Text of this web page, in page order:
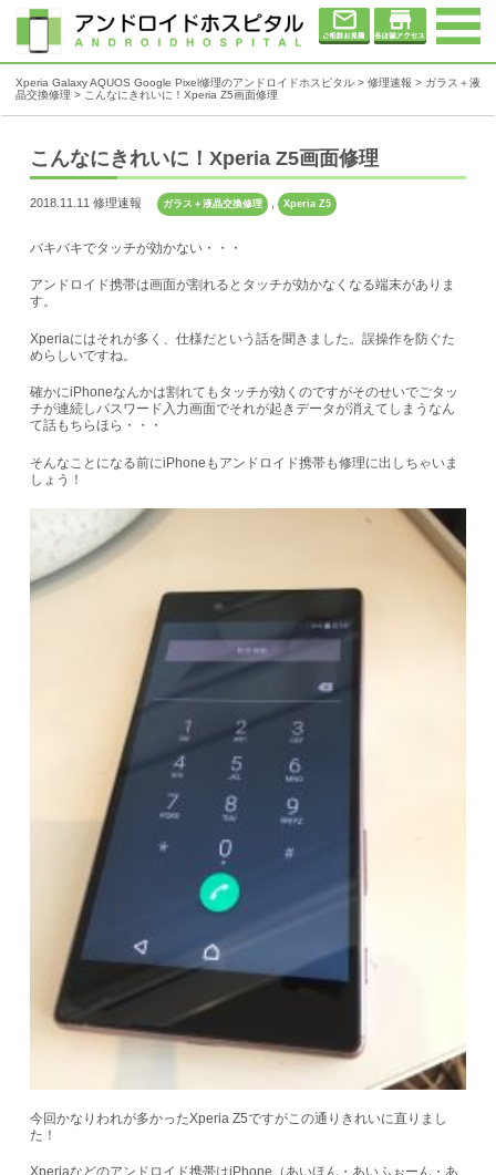
Xperia Galaxy AQUOS Google Pixel修理のアンドロイドホスピタル > 修理速報 > ガラス＋液
晶交換修理 > こんなにきれいに！Xperia Z5画面修理
こんなにきれいに！Xperia Z5画面修理
2018.11.11 修理速報 ガラス＋液晶交換修理 , Xperia Z5
バキバキでタッチが効かない・・・
アンドロイド携帯は画面が割れるとタッチが効かなくなる端末がありま
す。
Xperiaにはそれが多く、仕様だという話を聞きました。誤操作を防ぐた
めらしいですね。
確かにiPhoneなんかは割れてもタッチが効くのですがそのせいでごタッ
チが連続しパスワード入力画面でそれが起きデータが消えてしまうなん
て話もちらほら・・・
そんなことになる前にiPhoneもアンドロイド携帯も修理に出しちゃいま
しょう！
今回かなりわれが多かったXperia Z5ですがこの通りきれいに直りまし
た！
Xperiaなどのアンドロイド携帯はiPhone（あいほん・あいふぉーん・あ